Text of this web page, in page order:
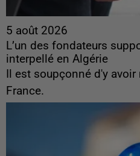
5 août 2026
L’un des fondateurs
interpellé en Algérie
Il est soupçonné d'y
France.